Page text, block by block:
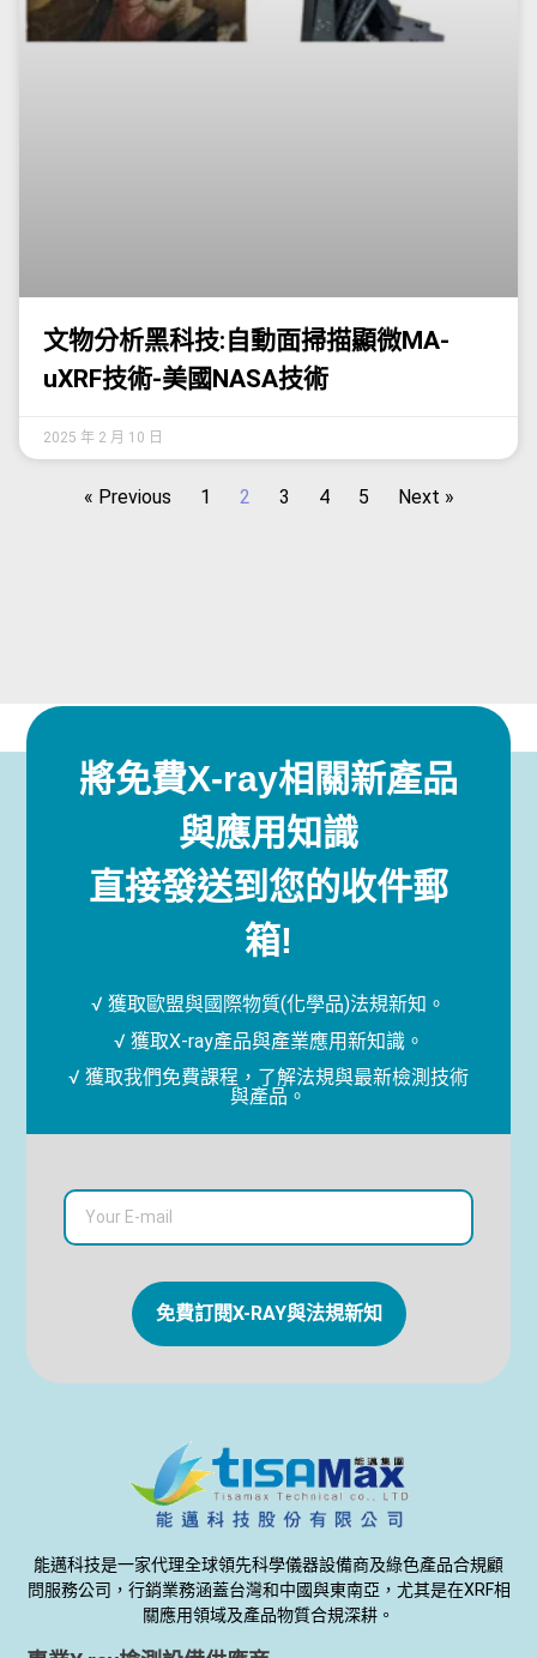
文物分析黑科技:自動面掃描顯微MA-
uXRF技術-美國NASA技術
2025 年 2 月 10 日
« Previous 1 2 3 4 5 Next »
將免費X-ray相關新產品
與應用知識
直接發送到您的收件郵
箱!
√ 獲取歐盟與國際物質(化學品)法規新知。
√ 獲取X-ray產品與產業應用新知識。
√ 獲取我們免費課程，了解法規與最新檢測技術
與產品。
免費訂閱X-RAY與法規新知
能邁科技是一家代理全球領先科學儀器設備商及綠色產品合規顧
問服務公司，行銷業務涵蓋台灣和中國與東南亞，尤其是在XRF相
關應用領域及產品物質合規深耕。